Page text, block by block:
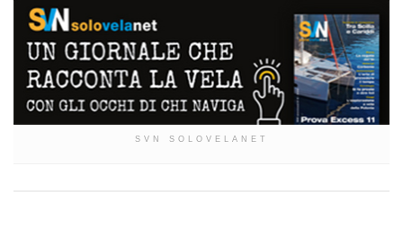
SVN SOLOVELANET